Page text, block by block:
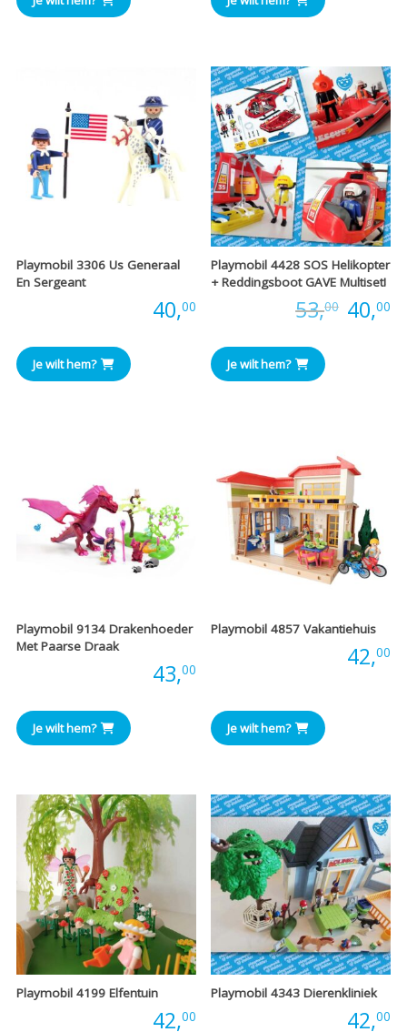
Playmobil 3306 Us Generaal
En Sergeant
40,00
Je wilt hem?
Playmobil 4428 SOS Helikopter
+ Reddingsboot GAVE Multiset!
53,00 40,00
Je wilt hem?
Playmobil 9134 Drakenhoeder
Met Paarse Draak
43,00
Je wilt hem?
Playmobil 4857 Vakantiehuis
42,00
Je wilt hem?
Playmobil 4199 Elfentuin
42,00
Playmobil 4343 Dierenkliniek
42,00